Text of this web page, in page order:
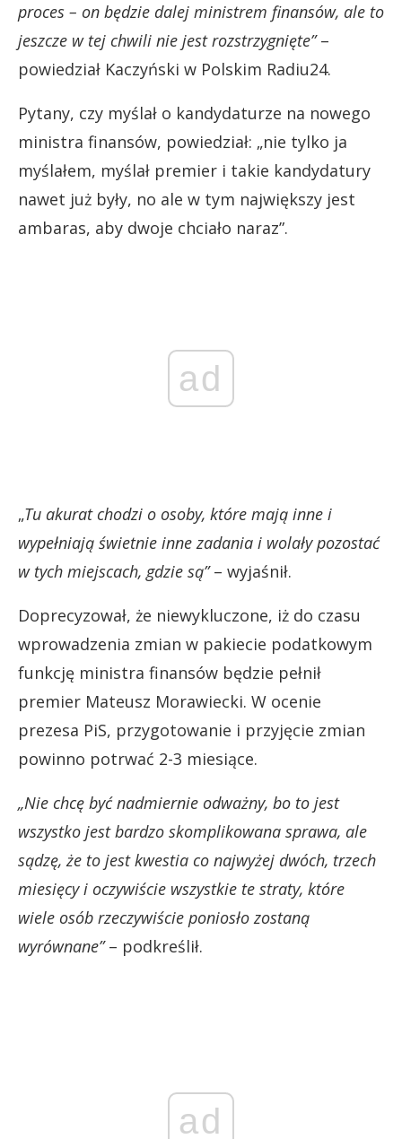
proces – on będzie dalej ministrem finansów, ale to
jeszcze w tej chwili nie jest rozstrzygnięte”–
powiedział Kaczyński w Polskim Radiu24.
Pytany, czy myślał o kandydaturze na nowego
ministra finansów, powiedział: „nie tylko ja
myślałem, myślał premier i takie kandydatury
nawet już były, no ale w tym największy jest
ambaras, aby dwoje chciało naraz”.
ad
„Tu akurat chodzi o osoby, które mają inne i
wypełniają świetnie inne zadania i wolały pozostać
w tych miejscach, gdzie są”– wyjaśnił.
Doprecyzował, że niewykluczone, iż do czasu
wprowadzenia zmian w pakiecie podatkowym
funkcję ministra finansów będzie pełnił
premier Mateusz Morawiecki. W ocenie
prezesa PiS, przygotowanie i przyjęcie zmian
powinno potrwać 2-3 miesiące.
„Nie chcę być nadmiernie odważny, bo to jest
wszystko jest bardzo skomplikowana sprawa, ale
sądzę, że to jest kwestia co najwyżej dwóch, trzech
miesięcy i oczywiście wszystkie te straty, które
wiele osób rzeczywiście poniosło zostaną
wyrównane”– podkreślił.
ad